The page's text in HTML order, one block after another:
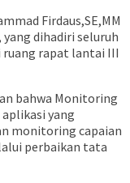
Firdaus,SE,MM
yang dihadiri seluruh
ruang rapat lantai III
bahwa Monitoring
yang
monitoring capaian
perbaikan tata